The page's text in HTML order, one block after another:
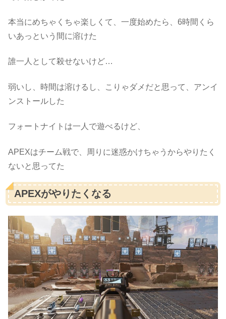
本当にめちゃくちゃ楽しくて、一度始めたら、6時間くら
いあっという間に溶けた
誰一人として殺せないけど…
弱いし、時間は溶けるし、こりゃダメだと思って、アンイ
ンストールした
フォートナイトは一人で遊べるけど、
APEXはチーム戦で、周りに迷惑かけちゃうからやりたく
ないと思ってた
APEXがやりたくなる